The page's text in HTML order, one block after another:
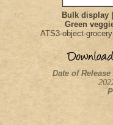
Bulk display
Green
ATS3-object-
Date of